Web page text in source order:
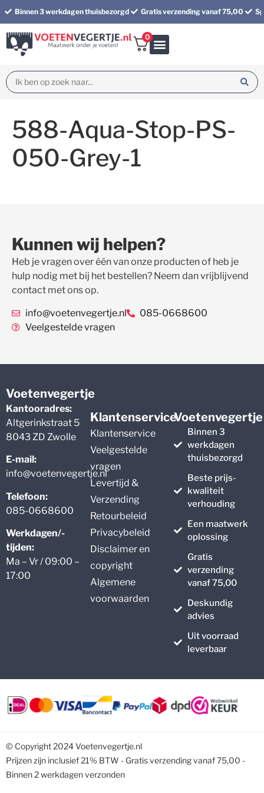
Binnen 3 werkdagen thuisbezorgd Gratis verzending vanaf 75,00
0
588-Aqua-Stop-PS-
050-Grey-1
Kunnen wij helpen?
Heb je vragen over één van onze producten of heb je
hulp nodig met bij het bestellen? Neem dan vrijblijvend
contact met ons op.
info@voetenvegertje.nl
085-0668600
Veelgestelde vragen
Voetenvegertje
Kantooradres:
Altgerinkstraat 5
8043 ZD Zwolle
E-mail:
info@voetenvegertje.nl
Telefoon:
085-0668600
Werkdagen/-
tijden:
Ma – Vr / 09:00 –
17:00
Klantenservice
Klantenservice
Veelgestelde
vragen
Levertijd &
Verzending
Retourbeleid
Privacybeleid
Disclaimer en
copyright
Algemene
voorwaarden
Voetenvegertje
Binnen 3
werkdagen
thuisbezorgd
Beste prijs-
kwaliteit
verhouding
Een maatwerk
oplossing
Gratis
verzending
vanaf 75,00
Deskundig
advies
Uit voorraad
leverbaar
© Copyright 2024 Voetenvegertje.nl
Prijzen zijn inclusief 21% BTW - Gratis verzending vanaf 75,00 -
Binnen 2 werkdagen verzonden